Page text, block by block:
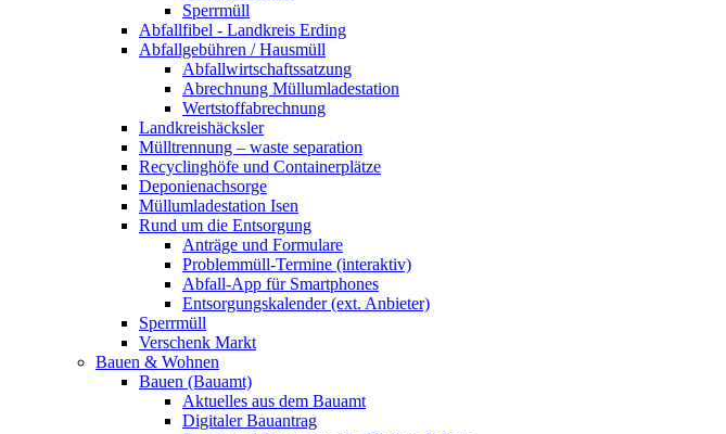
Sperrmüll
Abfallfibel - Landkreis Erding
Abfallgebühren / Hausmüll
Abfallwirtschaftssatzung
Abrechnung Müllumladestation
Wertstoffabrechnung
Landkreishäcksler
Mülltrennung – waste separation
Recyclinghöfe und Containerplätze
Deponienachsorge
Müllumladestation Isen
Rund um die Entsorgung
Anträge und Formulare
Problemmüll-Termine (interaktiv)
Abfall-App für Smartphones
Entsorgungskalender (ext. Anbieter)
Sperrmüll
Verschenk Markt
Bauen & Wohnen
Bauen (Bauamt)
Aktuelles aus dem Bauamt
Digitaler Bauantrag